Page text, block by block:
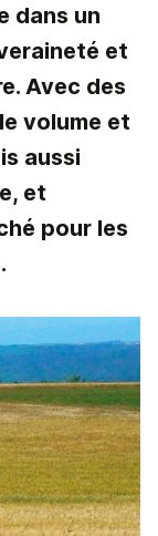
dans un
et
Avec des
volume et
aussi
et
pour les